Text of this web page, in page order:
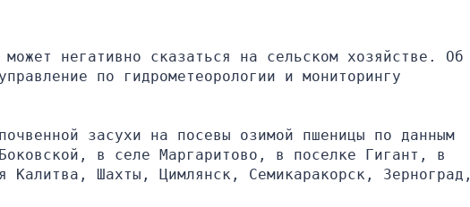
негативно сказаться на сельском хозяйстве. Об
по гидрометеорологии и мониторингу
засухи на посевы озимой пшеницы по данным
в селе Маргаритово, в поселке Гигант, в
Калитва, Шахты, Цимлянск, Семикаракорск, Зерноград,